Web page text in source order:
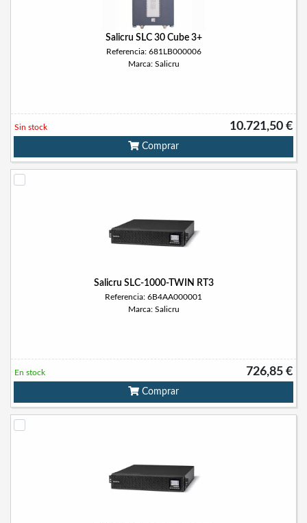
Salicru SLC 30 Cube 3+
Referencia: 681LB000006
Marca: Salicru
10.721,50 €
Sin stock
Comprar
Salicru SLC-1000-TWIN RT3
Referencia: 6B4AA000001
Marca: Salicru
726,85 €
En stock
Comprar